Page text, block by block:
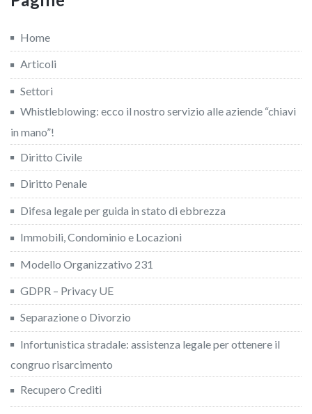
Home
Articoli
Settori
Whistleblowing: ecco il nostro servizio alle aziende “chiavi
in mano”!
Diritto Civile
Diritto Penale
Difesa legale per guida in stato di ebbrezza
Immobili, Condominio e Locazioni
Modello Organizzativo 231
GDPR – Privacy UE
Separazione o Divorzio
Infortunistica stradale: assistenza legale per ottenere il
congruo risarcimento
Recupero Crediti